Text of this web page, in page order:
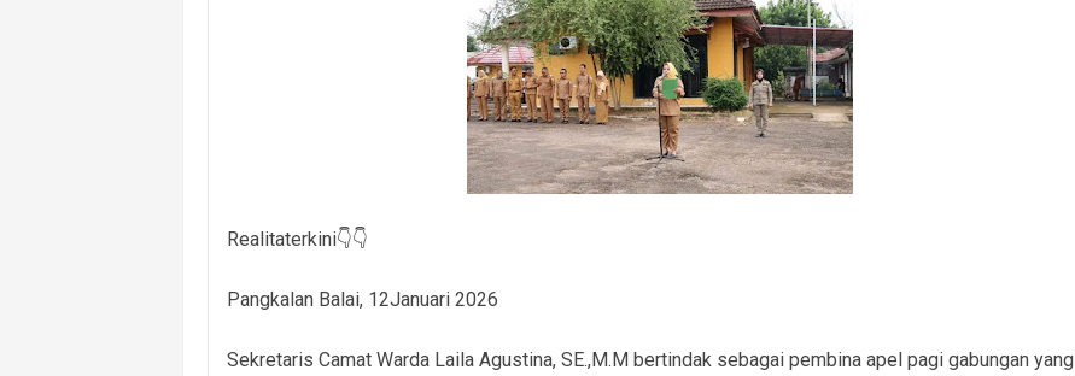
Masuk Lewat Jendela, Terduga Pelaku Pembobolan Rumah di Prambatan Diamankan, Kerugian Korban Capai Rp36 Juta
Dugaan Kelalaian Medis Mencuat, LSM APM Desak RS AR Bunda Prabumulih Evaluasi Menyeluruh Pelayanan
Polsek Banyuasin I Ungkap Kasus Curanmor, Pelaku dan Barang Bukti Berhasil Diamankan.
Cegah Kejahatan 3C dan Kecelakaan, Satlantas Polres PALI Gelar Patroli Subuh di Kawasan Masjid Syuhada
Polsek Banyuasin II Berhasil Ungkap Pencurian Perangkat BTS di Banyuasin II, Tiga Terduga Pelaku Diamankan
Realitaterkini👇👇
Pangkalan Balai, 12Januari 2026
Sekretaris Camat Warda Laila Agustina, SE.,M.M bertindak sebagai pembina apel pagi gabungan yang